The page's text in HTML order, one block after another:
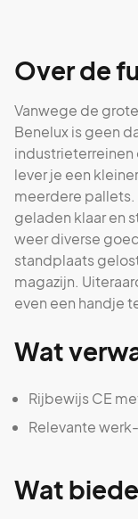
Over de
Vanwege de
Benelux is geen
lever je een
meerdere pallets.
geladen klaar en
weer diverse
standplaats
magazijn.
even een handje
Wat
Rijbewijs CE
Relevante
Wat